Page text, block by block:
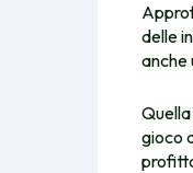
delle
anche
gioco